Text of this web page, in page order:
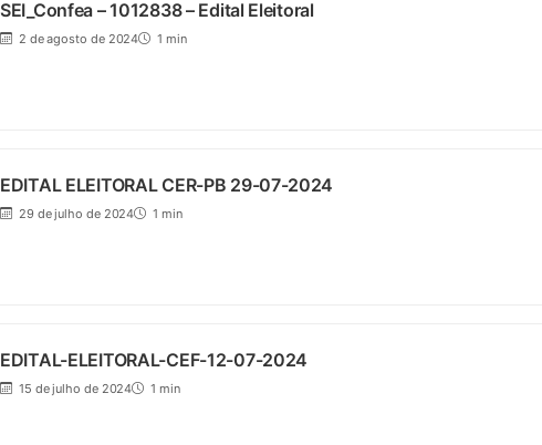
SEI_Confea – 1012838 – Edital Eleitoral
2 de agosto de 2024 1 min
EDITAL ELEITORAL CER-PB 29-07-2024
29 de julho de 2024 1 min
EDITAL-ELEITORAL-CEF-12-07-2024
15 de julho de 2024 1 min